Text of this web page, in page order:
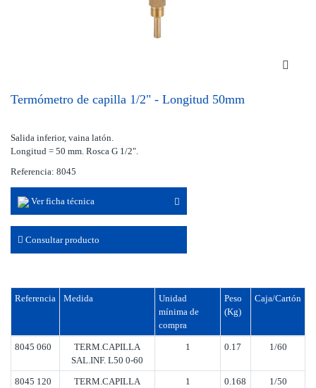
Termómetro de capilla 1/2" - Longitud 50mm
Salida inferior, vaina latón.
Longitud = 50 mm. Rosca G 1/2".
Referencia: 8045
Ver ficha técnica
Consultar producto
Referencia Medida
Unidad
mínima de
compra
Peso
(Kg)
Caja/Cartón
8045 060
TERM.CAPILLA
SAL.INF. L50 0-60
1 0.17 1/60
8045 120
TERM.CAPILLA
1 0.168 1/50